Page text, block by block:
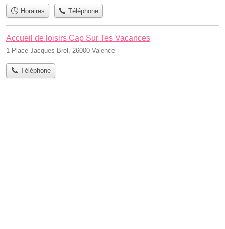
Horaires Téléphone
Accueil de loisirs Cap Sur Tes Vacances
1 Place Jacques Brel, 26000 Valence
Téléphone